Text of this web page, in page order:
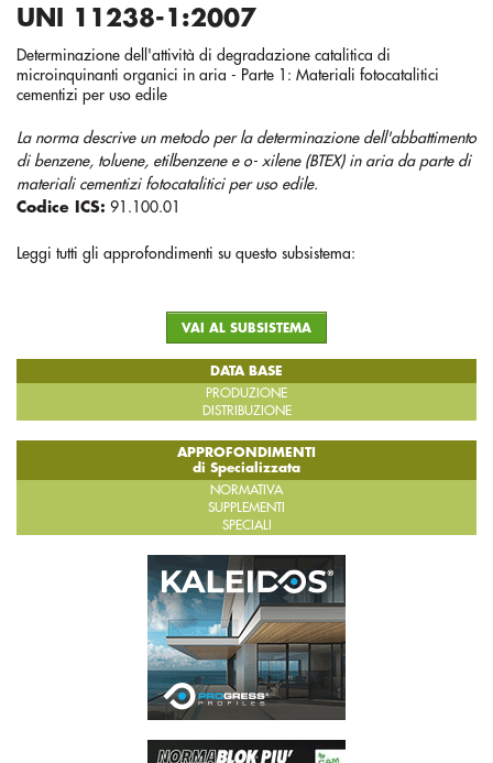
UNI 11238-1:2007
Determinazione dell'attività di degradazione catalitica di
microinquinanti organici in aria - Parte 1: Materiali fotocatalitici
cementizi per uso edile
La norma descrive un metodo per la determinazione dell'abbattimento
di benzene, toluene, etilbenzene e o- xilene (BTEX) in aria da parte di
materiali cementizi fotocatalitici per uso edile.
Codice ICS: 91.100.01
Leggi tutti gli approfondimenti su questo subsistema:
VAI AL SUBSISTEMA
DATA BASE
PRODUZIONE
DISTRIBUZIONE
APPROFONDIMENTI
di Specializzata
NORMATIVA
SUPPLEMENTI
SPECIALI